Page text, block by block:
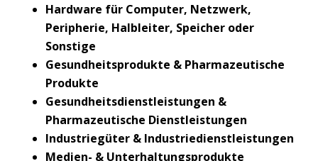
Hardware für Computer, Netzwerk,
Peripherie, Halbleiter, Speicher oder
Sonstige
Gesundheitsprodukte & Pharmazeutische
Produkte
Gesundheitsdienstleistungen &
Pharmazeutische Dienstleistungen
Industriegüter & Industriedienstleistungen
Medien- & Unterhaltungsprodukte